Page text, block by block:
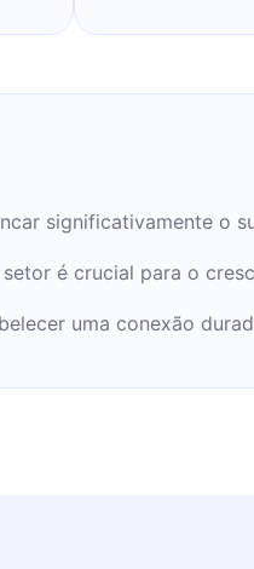
significativamente o
é crucial para o
uma conexão